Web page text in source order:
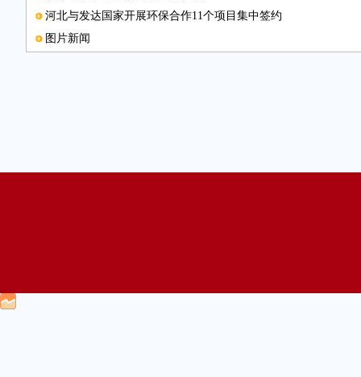
河北与发达国家开展环保合作11个项目集中签约
图片新闻